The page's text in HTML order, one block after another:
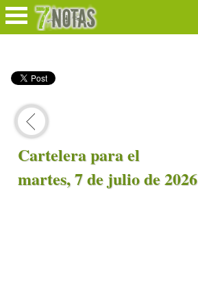
Cartelera para el
martes, 7 de julio de 2026